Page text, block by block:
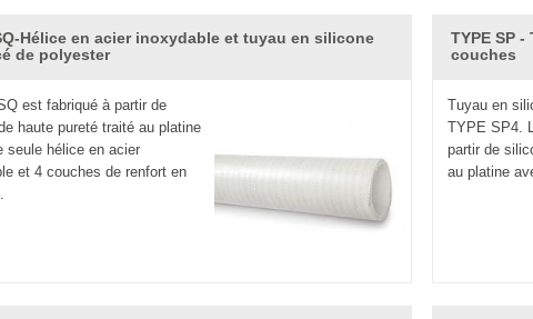
Les tubes en silicone peuvent être utilisés en continu à 200 ° C
une bonne flexibilité à -60 ℃. Certains flexibles en silicone
très basses.
ordinaire se dégrade rapidement sous l'action de l'ozone
une haute résistivité et sa résistance reste stable sur une large
thermique, le caoutchouc de silicone aura une conductivité
a grandement amélioré la résistance au rayonnement.
de silicone est hydrophobe, le tube en caoutchouc de
Hélice en acier inoxydable et tuyau en silicone
de polyester
est fabriqué à partir de
haute pureté traité au platine
seule hélice en acier
et 4 couches de renfort en
TYPE SP
couches
Tuyau en
TYPE SP4.
partir de
au platine